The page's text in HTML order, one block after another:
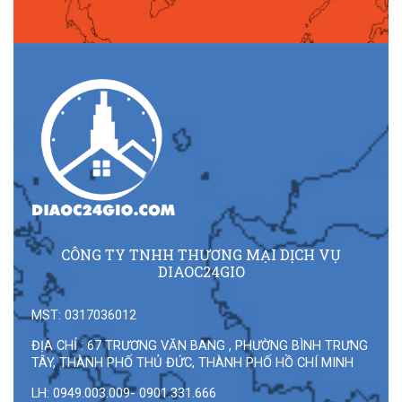
CÔNG TY TNHH THƯƠNG MẠI DỊCH VỤ
DIAOC24GIO
MST: 0317036012
ĐỊA CHỈ : 67 TRƯƠNG VĂN BANG , PHƯỜNG BÌNH TRƯNG
TÂY, THÀNH PHỐ THỦ ĐỨC, THÀNH PHỐ HỒ CHÍ MINH
LH: 0949.003.009- 0901.331.666